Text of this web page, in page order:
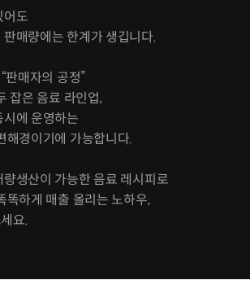
어도
매량에는 한계가 생깁니다.
판매자의 공정”
잡은 음료 라인업,
에 운영하는
해경이기에 가능합니다.
생산이 가능한 음료 레시피로
똑하게 매출 올리는 노하우,
요.